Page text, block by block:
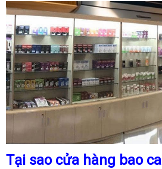
Tại sao cửa hàng bao